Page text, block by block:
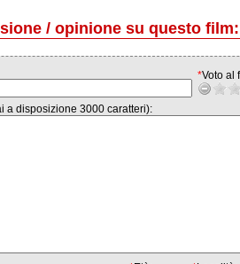
/ opinione su questo
*Voto al
a disposizione 3000 caratteri):